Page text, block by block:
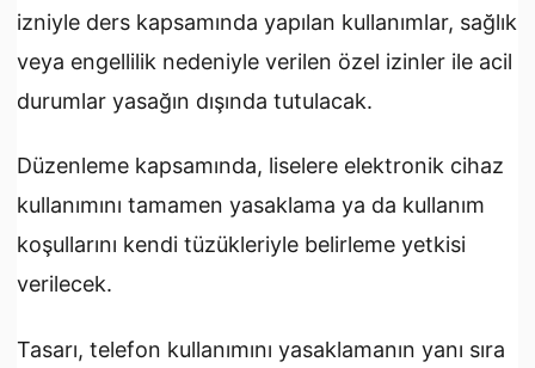
izniyle ders kapsamında yapılan kullanımlar, sağlık
veya engellilik nedeniyle verilen özel izinler ile acil
durumlar yasağın dışında tutulacak.
Düzenleme kapsamında, liselere elektronik cihaz
kullanımını tamamen yasaklama ya da kullanım
koşullarını kendi tüzükleriyle belirleme yetkisi
verilecek.
Tasarı, telefon kullanımını yasaklamanın yanı sıra